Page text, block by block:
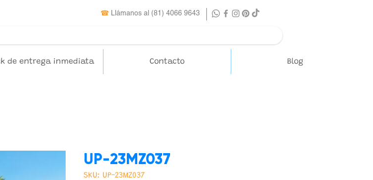
☎ Llámanos al (81) 4066 9643
de entrega inmediata Contacto Blog
UP-23MZ037
SKU: UP-23MZ037